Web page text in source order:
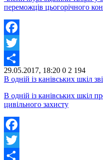
переможців цьогорічного
Facebook
Twitter
Share
29.05.2017, 18:20 0 2 194
В одній із канівських шкіл
В одній із канівських шкіл
цивільного захисту
Facebook
Twitter